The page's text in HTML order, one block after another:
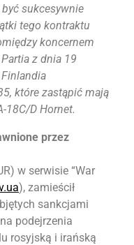
sukcesywnie
tego kontraktu
koncernem
z dnia 19
które zastąpić mają
18C/D Hornet.
przez
w serwisie “War
), zamieścił
sankcjami
podejrzenia
rosyjską i irańską